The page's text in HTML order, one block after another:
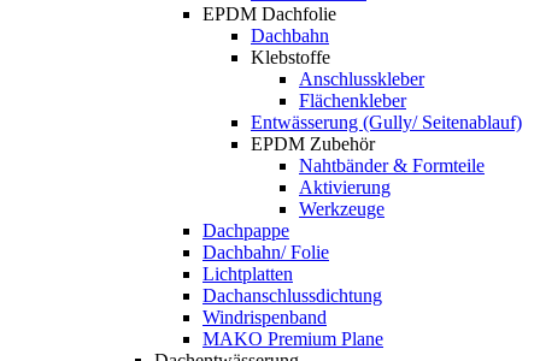
EPDM Dachfolie
Dachbahn
Klebstoffe
Anschlusskleber
Flächenkleber
Entwässerung (Gully/ Seitenablauf)
EPDM Zubehör
Nahtbänder & Formteile
Aktivierung
Werkzeuge
Dachpappe
Dachbahn/ Folie
Lichtplatten
Dachanschlussdichtung
Windrispenband
MAKO Premium Plane